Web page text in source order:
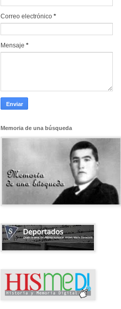
Correo electrónico *
Mensaje *
Memoria de una búsqueda